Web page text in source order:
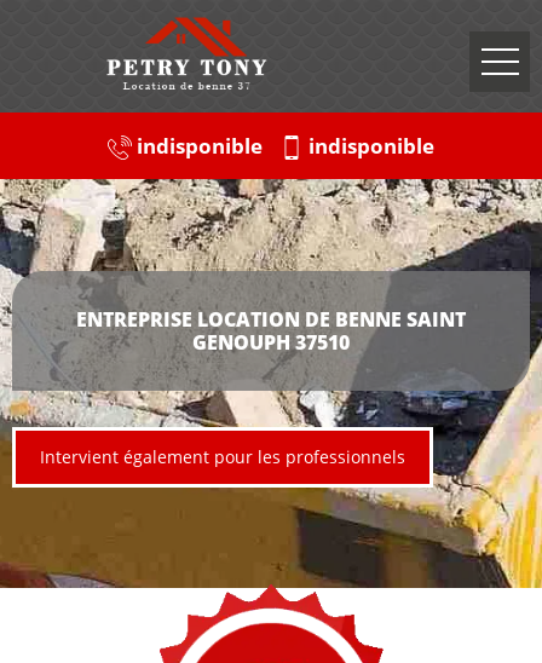
indisponible indisponible
ENTREPRISE LOCATION DE BENNE SAINT
GENOUPH 37510
Intervient également pour les professionnels